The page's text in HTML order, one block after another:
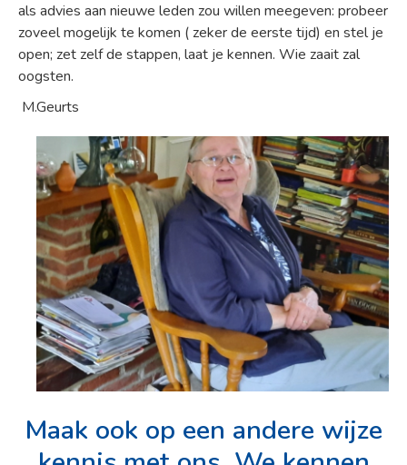
als advies aan nieuwe leden zou willen meegeven: probeer
zoveel mogelijk te komen ( zeker de eerste tijd) en stel je
open; zet zelf de stappen, laat je kennen. Wie zaait zal
oogsten.
M.Geurts
Maak ook op een andere wijze